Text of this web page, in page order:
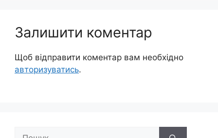
Залишити коментар
Щоб відправити коментар вам необхідно
авторизуватись.
Пошук: